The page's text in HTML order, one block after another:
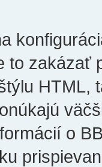
to zakázať
HTML,
o